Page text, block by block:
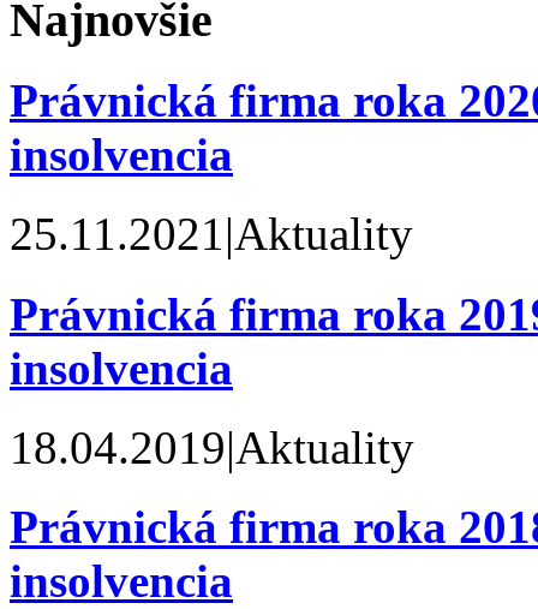
Najnovšie
Právnická firma roka
insolvencia
25.11.2021|Aktuality
Právnická firma roka
insolvencia
18.04.2019|Aktuality
Právnická firma roka
insolvencia